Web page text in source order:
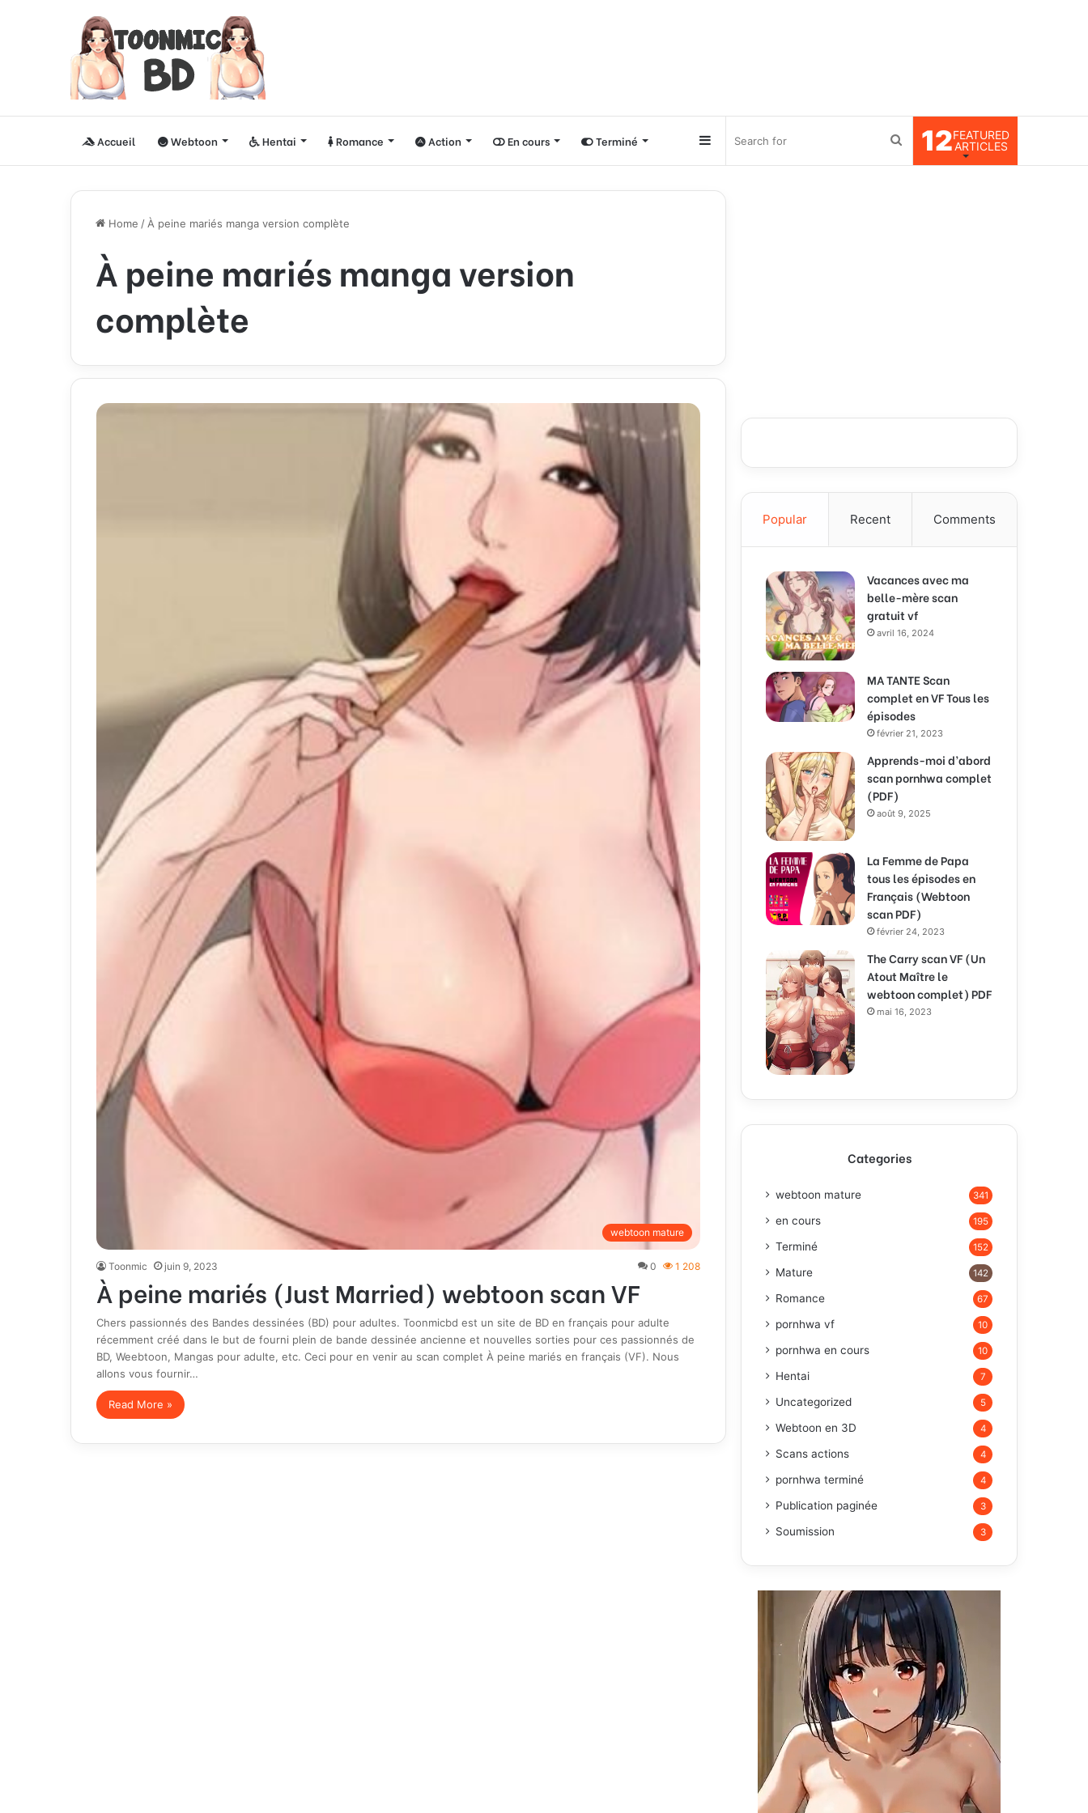
Accueil Webtoon Hentai Romance Action En cours Terminé 12FEATURED
ARTICLES
Search
Sidebar
Home / À peine mariés manga version complète
À peine mariés manga version
complète
webtoon mature
Toonmic juin 9, 2023 0 1 208
À peine mariés (Just Married) webtoon scan VF
Chers passionnés des Bandes dessinées (BD) pour adultes. Toonmicbd est un site de BD en français pour adulte
récemment créé dans le but de fourni plein de bande dessinée ancienne et nouvelles sorties pour ces passionnés de
BD, Weebtoon, Mangas pour adulte, etc. Ceci pour en venir au scan complet À peine mariés en français (VF). Nous
allons vous fournir…
Read More »
Popular Recent Comments
Vacances avec ma
belle-mère scan
gratuit vf
avril 16, 2024
MA TANTE Scan
complet en VF Tous les
épisodes
février 21, 2023
Apprends-moi d’abord
scan pornhwa complet
(PDF)
août 9, 2025
La Femme de Papa
tous les épisodes en
Français (Webtoon
scan PDF)
février 24, 2023
The Carry scan VF (Un
Atout Maître le
webtoon complet) PDF
mai 16, 2023
Categories
webtoon mature 341
en cours 195
Terminé 152
Mature 142
Romance 67
pornhwa vf 10
pornhwa en cours 10
Hentai 7
Uncategorized 5
Webtoon en 3D 4
Scans actions 4
pornhwa terminé 4
Publication paginée 3
Soumission 3